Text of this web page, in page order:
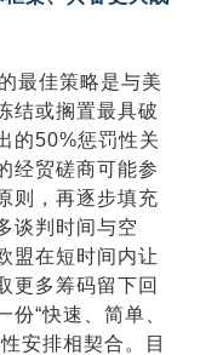
最佳策略是与美
结或搁置最具破
的50%惩罚性关
经贸磋商可能参
则，再逐步填充
谈判时间与空
盟在短时间内让
更多筹码留下回
“快速、简单、
安排相契合。目